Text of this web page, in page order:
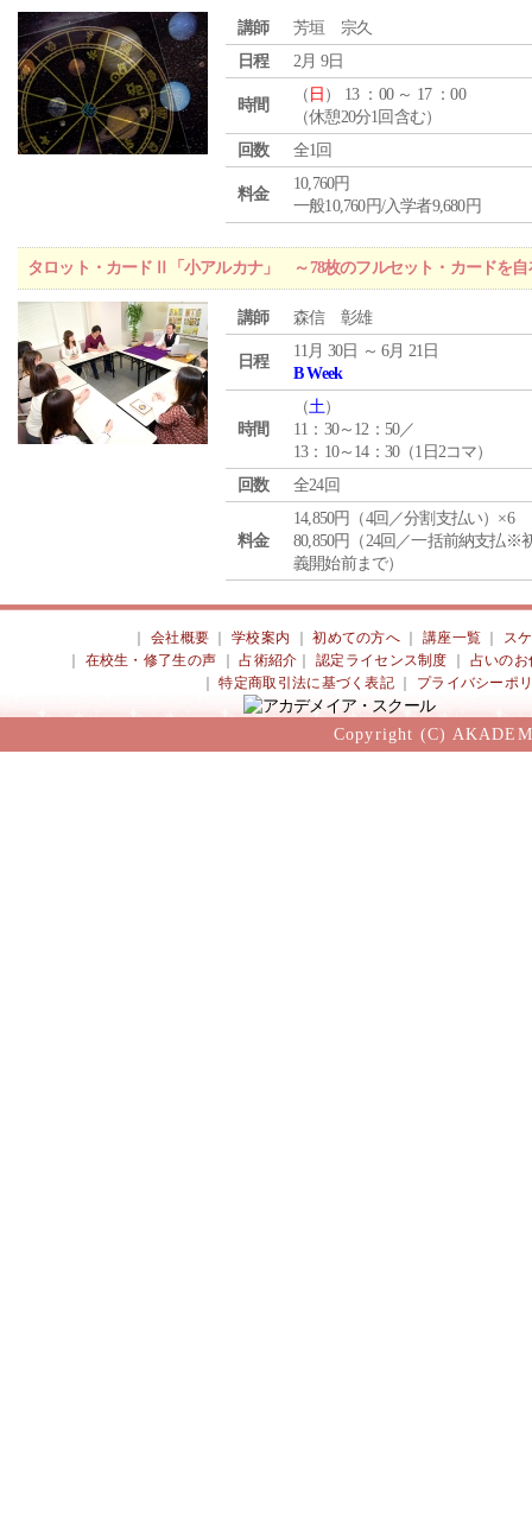
講師
芳垣 宗久
日程
2月 9日
時間
（ 日 ） 13 ：00 ～ 17 ：00
（休憩20分1回含む）
回数
全1回
料金
10,760円
一般10,760円/入学者9,680円
タロット・カードⅡ「小アルカナ」 ～78枚のフルセット・カードを自
講師 森信 彰雄
日程
11月 30日 ～ 6月 21日
B Week
時間
（土）
11：30～12：50／
13：10～14：30（1日2コマ）
回数
全24回
料金
14,850円（4回／分割支払い）×6
80,850円（24回／一括前納支払※
義開始前まで）
会社概要 ｜学校案内 ｜初めての方へ 講座一覧
ス
在校生・修了生の声 ｜占術紹介 ｜認定ライセンス制度
占いのお
｜特定商取引法に基づく表記 プライバシーポ
Copyright (C)